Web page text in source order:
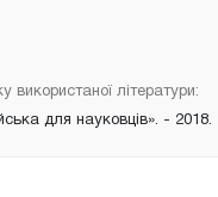
використаної літератури:
для науковців». - 2018.